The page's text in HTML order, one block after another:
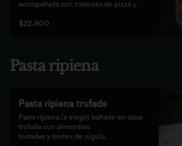
acompañada con tostones de pizza y
$22.900
Pasta ripiena
Pasta ripiena trufada
Pasta ripiena (a elegir) bañado en salsa
trufada con almendras
tostadas y brotes de rúgula.